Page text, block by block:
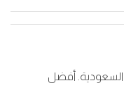
من 10 إلى 13 يونيو 2026 في السعودية. أفضل